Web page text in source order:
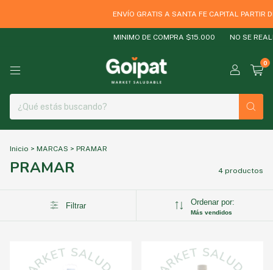
ENVÍO GRATIS A SANTA FE CAPITAL PARTIR
MINIMO DE COMPRA $15.000 NO SE
0
Inicio > MARCAS > PRAMAR
PRAMAR 4 productos
Filtrar Ordenar por:
Más vendidos